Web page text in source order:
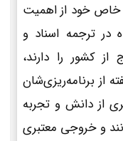
خود از اهمیت
در ترجمه اسناد و
کشور را دارند،
از برنامه‌ریزی‌شان
از دانش و تجربه
و خروجی معتبری